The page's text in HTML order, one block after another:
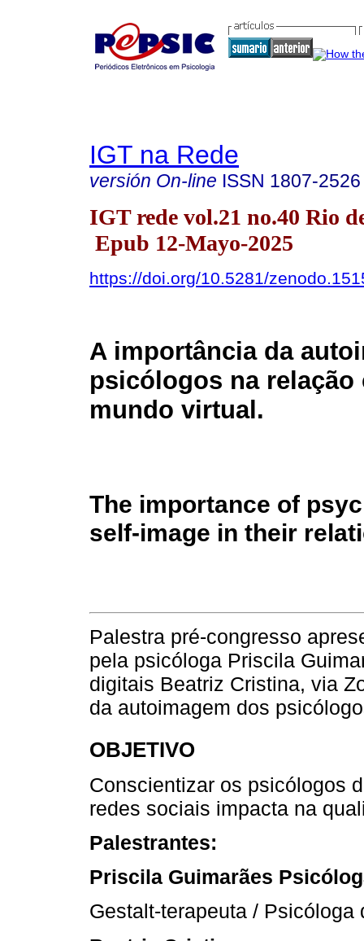
IGT na Rede
versión On-line ISSN 1807-2526
IGT rede vol.21 no.40 Rio
Epub 12-Mayo-2025
https://doi.org/10.5281/
A importância da
psicólogos na relação
mundo virtual.
The importance of
self-image in their
Palestra pré-congresso
pela psicóloga Priscila
digitais Beatriz Cristina, via
da autoimagem dos
OBJETIVO
Conscientizar os psicólogos
redes sociais impacta na
Palestrantes:
Priscila Guimarães
Gestalt-terapeuta / Psicóloga